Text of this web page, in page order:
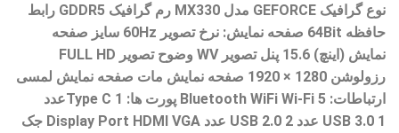
نوع گرافیک GEFORCE مدل MX330 رم گرافیک GDDR5 رابط
حافظه 64Bit صفحه نمایش: نرخ تصویر 60Hz سایز صفحه
نمایش (اینچ) 15.6 پنل تصویر WV وضوح تصویر FULL HD
رزولوشن 1280 × 1920 صفحه نمایش مات صفحه نمایش لمسی
ارتباطات: Bluetooth WiFi Wi-Fi 5 پورت ها: Type C 1عدد
USB 3.0 1 عدد USB 2.0 2 عدد Display Port HDMI VGA جک